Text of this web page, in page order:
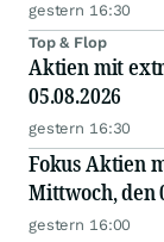
gestern 16:30
Top & Flop
Aktien mit
05.08.2026
gestern 16:30
Fokus Aktien
Mittwoch, den
gestern 16:00